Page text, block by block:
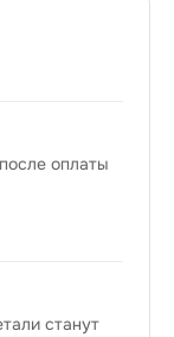
оплаты
станут